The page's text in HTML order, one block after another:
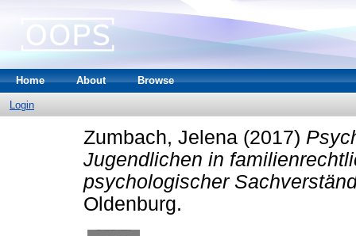
Home About Browse
Login
Zumbach, Jelena (2017)
Jugendlichen in
psychologischer
Oldenburg.